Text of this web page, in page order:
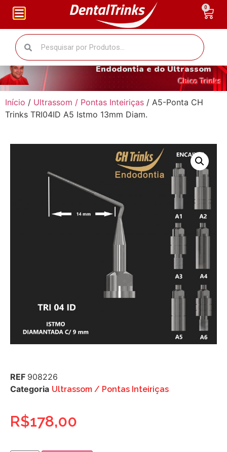
O fantástico mundo da
Endodontia e do Ultrassom
Chico Trinks
Início / Ultrassom / Pontas Inteiriças / A5-Ponta CH
Trinks TRI04ID A5 Istmo 13mm Diam.
REF 908226
Categoria Ultrassom / Pontas Inteiriças
R$178,00
0